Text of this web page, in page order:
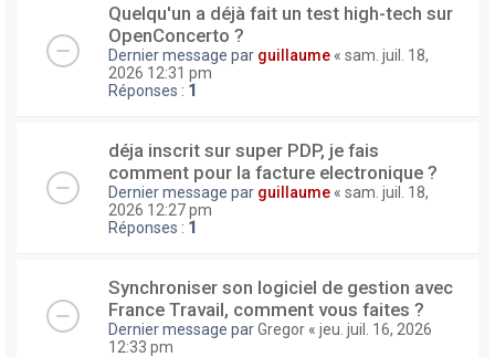
Quelqu'un a déjà fait un test high-tech sur
OpenConcerto ?
Dernier message par guillaume « sam. juil. 18,
2026 12:31 pm
Réponses : 1
déja inscrit sur super PDP, je fais
comment pour la facture electronique ?
Dernier message par guillaume « sam. juil. 18,
2026 12:27 pm
Réponses : 1
Synchroniser son logiciel de gestion avec
France Travail, comment vous faites ?
Dernier message parGregor « jeu. juil. 16, 2026
12:33 pm